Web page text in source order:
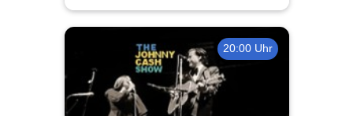
20:00 Uhr